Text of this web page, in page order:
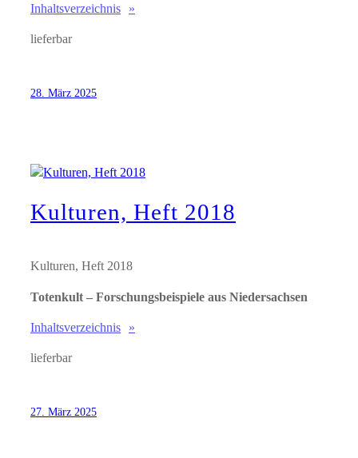
Inhaltsverzeichnis
lieferbar
28. März 2025
Kulturen, Heft 2018
Kulturen, Heft 2018
Totenkult – Forschungsbeispiele aus Niedersachsen
Inhaltsverzeichnis
lieferbar
27. März 2025